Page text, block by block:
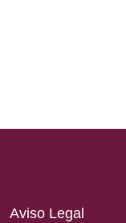
Aviso Legal